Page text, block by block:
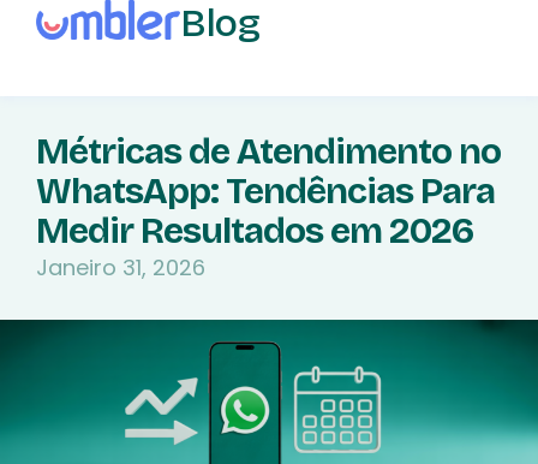
Blog
Métricas de Atendimento no
WhatsApp: Tendências Para
Medir Resultados em 2026
Janeiro 31, 2026